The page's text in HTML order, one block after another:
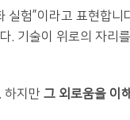
실험”이라고 표현합
. 기술이 위로의 자리
하지만 그 외로움을 이